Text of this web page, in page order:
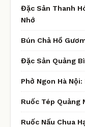
Đặc Sản Thanh
Nhớ
Bún Chả Hồ
Đặc Sản Quảng
Phở Ngon Hà
Ruốc Tép Quảng
Ruốc Nấu Chua